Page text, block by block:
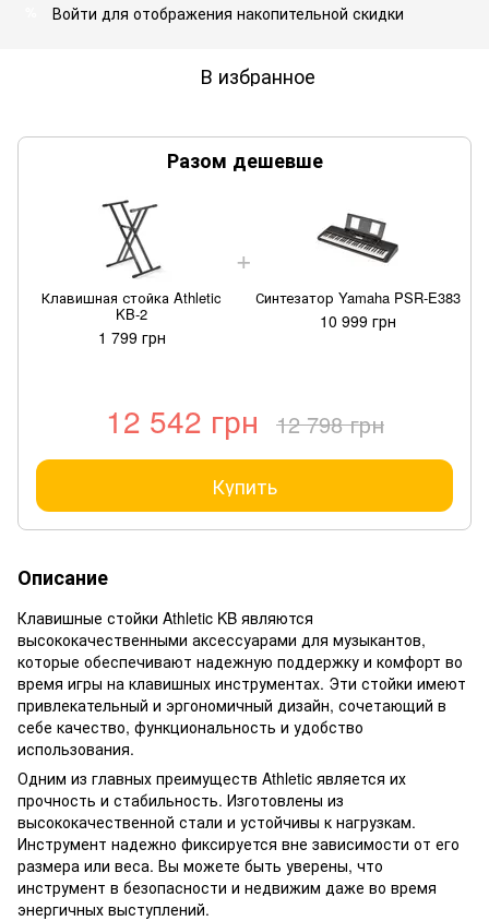
Войти для отображения накопительной скидки
В избранное
Разом дешевше
Клавишная стойка Athletic
KB-2
1 799 грн
Синтезатор Yamaha PSR-E383
10 999 грн
12 542 грн 12 798 грн
Купить
Описание
Клавишные стойки Athletic KB являются
высококачественными аксессуарами для музыкантов,
которые обеспечивают надежную поддержку и комфорт во
время игры на клавишных инструментах. Эти стойки имеют
привлекательный и эргономичный дизайн, сочетающий в
себе качество, функциональность и удобство
использования.
Одним из главных преимуществ Athletic является их
прочность и стабильность. Изготовлены из
высококачественной стали и устойчивы к нагрузкам.
Инструмент надежно фиксируется вне зависимости от его
размера или веса. Вы можете быть уверены, что
инструмент в безопасности и недвижим даже во время
энергичных выступлений.